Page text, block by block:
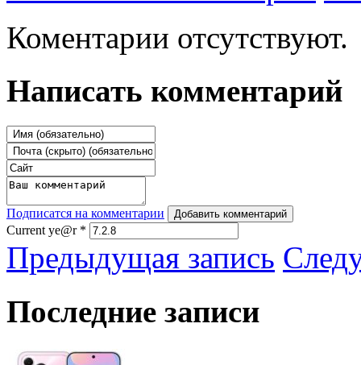
Коментарии отсутствуют.
Написать комментарий
Подписатся на комментарии Добавить комментарий
Current ye@r *
Предыдущая запись
Последние записи